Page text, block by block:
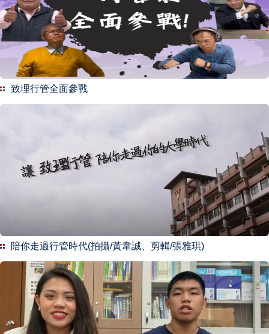
致理行管全面參戰
陪你走過行管時代(拍攝/黃韋誠、剪輯/張雅琪)